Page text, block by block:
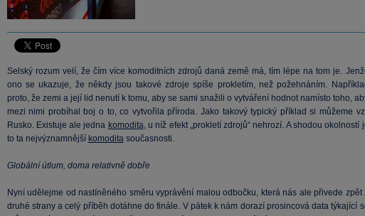
Selský rozum velí, že čím více komoditních zdrojů daná země má, tím lépe na tom je.
ono se ukazuje, že někdy jsou takové zdroje spíše prokletím, než požehnáním.
proto, že zemi a její lid nenutí k tomu, aby se sami snažili o vytváření hodnot namísto toho,
mezi nimi probíhal boj o to, co vytvořila příroda. Jako takový typický příklad si můžeme
Rusko. Existuje ale jedna komodita, u níž efekt „prokletí zdrojů“ nehrozí. A shodou okolností
to ta nejvýznamnější komoditasoučasnosti.
Globální útlum, doma relativně dobře
Nyní udělejme od nastíněného směru vyprávění malou odbočku, která nás ale přivede zpět
druhé strany a celý příběh dotáhne do finále. V pátek k nám dorazí prosincová data týkající